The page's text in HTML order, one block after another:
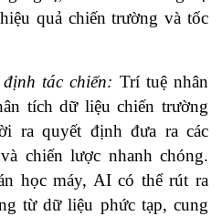
quả chiến trường và tốc
tác chiến: Trí tuệ nhân
tích dữ liệu chiến trường
ra quyết định đưa ra các
chiến lược nhanh chóng.
học máy, AI có thể rút ra
từ dữ liệu phức tạp, cung